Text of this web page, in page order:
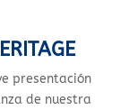
presentación
de nuestra